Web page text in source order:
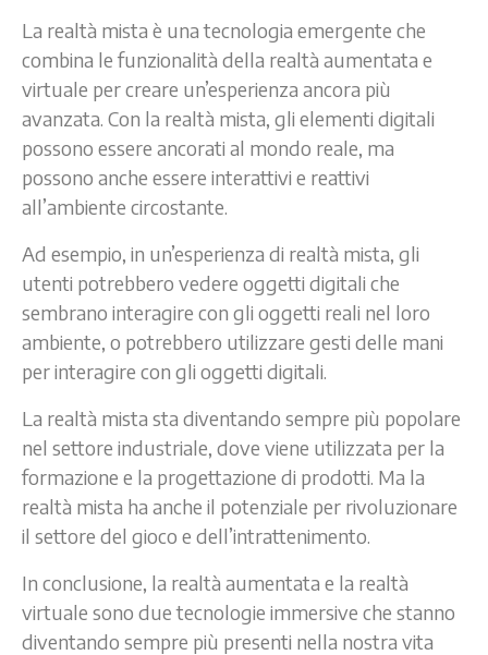
La realtà mista è una tecnologia emergente che
combina le funzionalità della realtà aumentata e
virtuale per creare un’esperienza ancora più
avanzata. Con la realtà mista, gli elementi digitali
possono essere ancorati al mondo reale, ma
possono anche essere interattivi e reattivi
all’ambiente circostante.
Ad esempio, in un’esperienza di realtà mista, gli
utenti potrebbero vedere oggetti digitali che
sembrano interagire con gli oggetti reali nel loro
ambiente, o potrebbero utilizzare gesti delle mani
per interagire con gli oggetti digitali.
La realtà mista sta diventando sempre più popolare
nel settore industriale, dove viene utilizzata per la
formazione e la progettazione di prodotti. Ma la
realtà mista ha anche il potenziale per rivoluzionare
il settore del gioco e dell’intrattenimento.
In conclusione, la realtà aumentata e la realtà
virtuale sono due tecnologie immersive che stanno
diventando sempre più presenti nella nostra vita